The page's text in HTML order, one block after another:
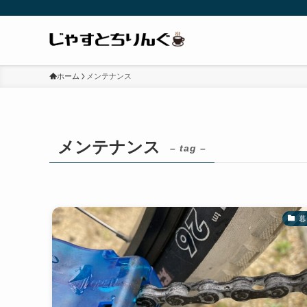
ホーム メンテナンス
メンテナンス – tag –